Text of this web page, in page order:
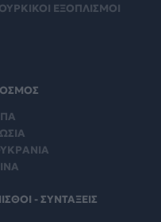
ΕΞΟΠΛΙΣΜΟΙ
- ΣΥΝΤΑΞΕΙΣ